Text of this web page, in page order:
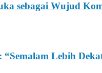
sebagai Wujud
Lebih